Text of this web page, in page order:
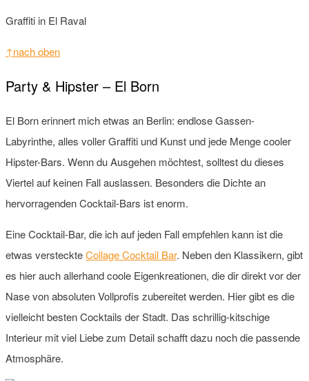
Graffiti in El Raval
↑nach oben
Party & Hipster – El Born
El Born erinnert mich etwas an Berlin: endlose Gassen-
Labyrinthe, alles voller Graffiti und Kunst und jede Menge cooler
Hipster-Bars. Wenn du Ausgehen möchtest, solltest du dieses
Viertel auf keinen Fall auslassen. Besonders die Dichte an
hervorragenden Cocktail-Bars ist enorm.
Eine Cocktail-Bar, die ich auf jeden Fall empfehlen kann ist die
etwas versteckteCollage Cocktail Bar. Neben den Klassikern, gibt
es hier auch allerhand coole Eigenkreationen, die dir direkt vor der
Nase von absoluten Vollprofis zubereitet werden. Hier gibt es die
vielleicht besten Cocktails der Stadt. Das schrillig-kitschige
Interieur mit viel Liebe zum Detail schafft dazu noch die passende
Atmosphäre.